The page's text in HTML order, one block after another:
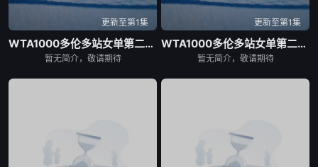
更新至第1集
WTA1000多伦多站女单第二轮：扎拉祖阿VS费尔南德斯
暂无简介，敬请期待
更新至第1集
WTA1000多伦多站女单第二轮：卡萨金娜VS莱巴金娜
暂无简介，敬请期待